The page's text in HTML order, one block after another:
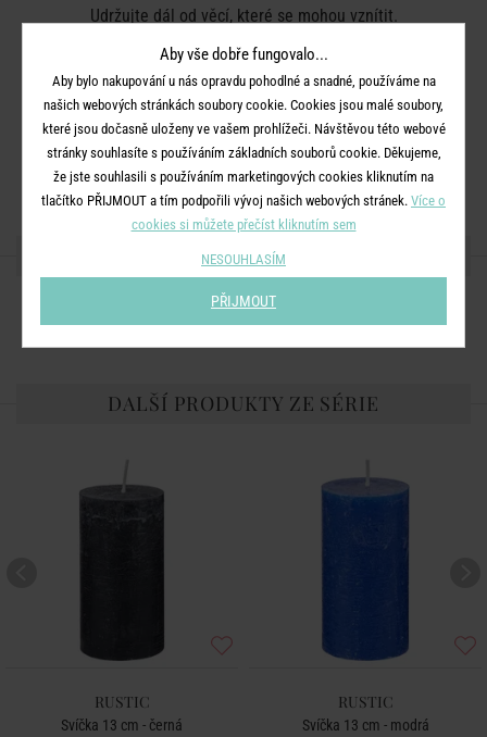
Udržujte dál od věcí, které se mohou vznítit.
Uchovávejte mimo dosah dětí a domácích zvířat.
Udržujte svíčky alespoň 10 cm od sebe.
Nepalte v průvanu.
Neumisťujte do blízkosti zdroje tepla.
Zastřihněte knot na 1 cm.
Plamen zhášejte. Nesfoukávejte jej.
SDÍLEJTE S PŘÁTELI
DALŠÍ PRODUKTY ZE SÉRIE
RUSTIC
Svíčka 13 cm - černá
RUSTIC
Svíčka 13 cm - modrá
Aby vše dobře fungovalo...
Aby bylo nakupování u nás opravdu pohodlné a snadné, používáme na
našich webových stránkách soubory cookie. Cookies jsou malé soubory,
které jsou dočasně uloženy ve vašem prohlížeči. Návštěvou této webové
stránky souhlasíte s používáním základních souborů cookie. Děkujeme,
že jste souhlasili s používáním marketingových cookies kliknutím na
tlačítko PŘIJMOUT a tím podpořili vývoj našich webových stránek. Více o
cookies si můžete přečíst kliknutím sem
NESOUHLASÍM
PŘIJMOUT